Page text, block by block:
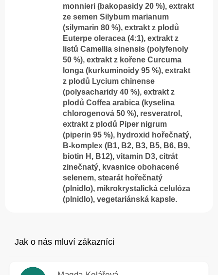
monnieri (bakopasidy 20 %), extrakt
ze semen Silybum marianum
(silymarin 80 %), extrakt z plodů
Euterpe oleracea (4:1), extrakt z
listů Camellia sinensis (polyfenoly
50 %), extrakt z kořene Curcuma
longa (kurkuminoidy 95 %), extrakt
z plodů Lycium chinense
(polysacharidy 40 %), extrakt z
plodů Coffea arabica (kyselina
chlorogenová 50 %), resveratrol,
extrakt z plodů Piper nigrum
(piperin 95 %), hydroxid hořečnatý,
B-komplex (B1, B2, B3, B5, B6, B9,
biotin H, B12), vitamin D3, citrát
zinečnatý, kvasnice obohacené
selenem, stearát hořečnatý
(plnidlo), mikrokrystalická celulóza
(plnidlo), vegetariánská kapsle.